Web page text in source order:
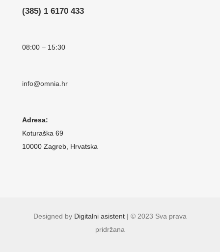
(385) 1 6170 433
08:00 – 15:30
info@omnia.hr
Adresa:
Koturaška 69
10000 Zagreb, Hrvatska
Designed by Digitalni asistent| © 2023 Sva prava
pridržana